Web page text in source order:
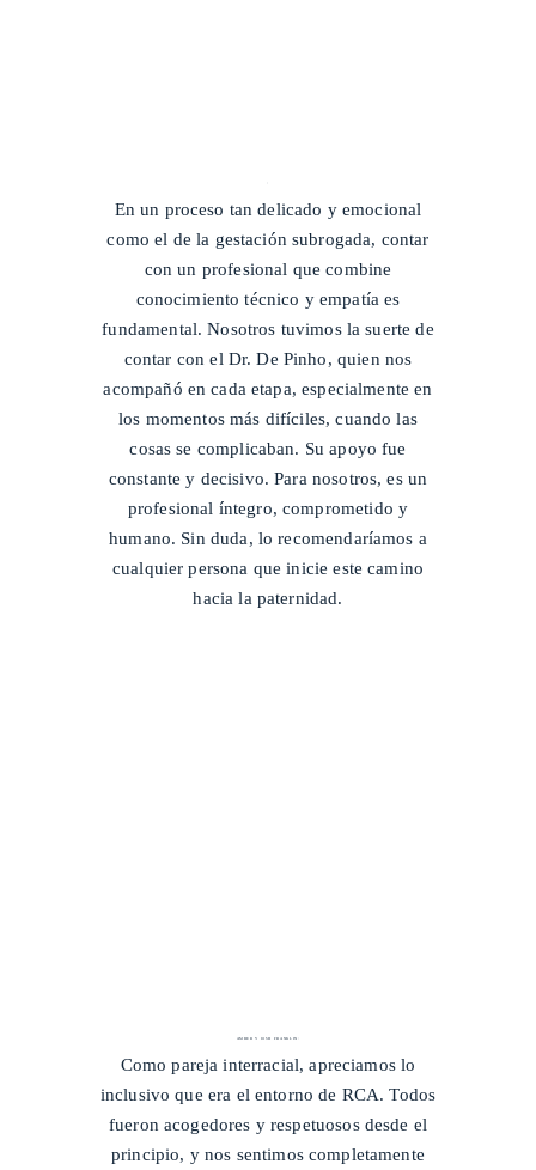
En un proceso tan delicado y emocional
como el de la gestación subrogada, contar
con un profesional que combine
conocimiento técnico y empatía es
fundamental. Nosotros tuvimos la suerte de
contar con el Dr. De Pinho, quien nos
acompañó en cada etapa, especialmente en
los momentos más difíciles, cuando las
cosas se complicaban. Su apoyo fue
constante y decisivo. Para nosotros, es un
profesional íntegro, comprometido y
humano. Sin duda, lo recomendaríamos a
cualquier persona que inicie este camino
hacia la paternidad.
AMBER Y JOSH FRANKLIN
Como pareja interracial, apreciamos lo
inclusivo que era el entorno de RCA. Todos
fueron acogedores y respetuosos desde el
principio, y nos sentimos completamente